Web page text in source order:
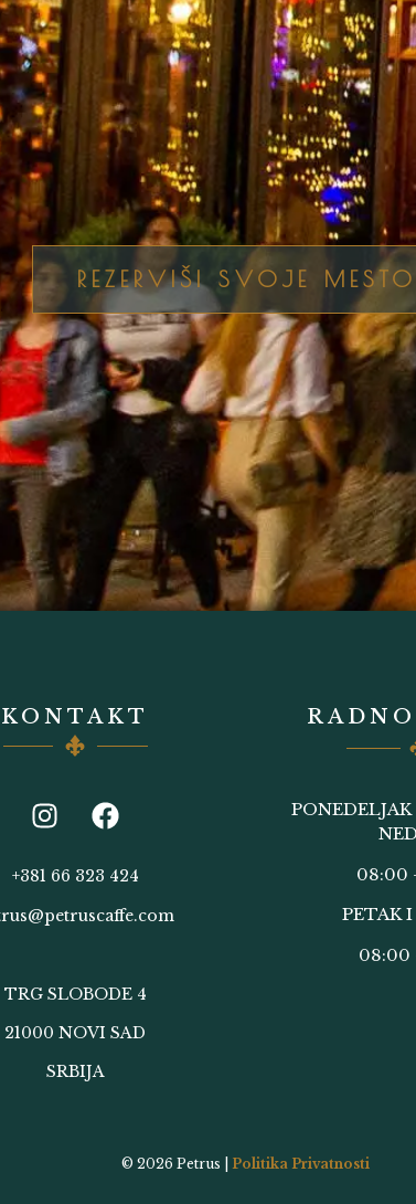
REZERVIŠI SVOJE MESTO
KONTAKT
+381 66 323 424
TRG SLOBODE 4
21000 NOVI SAD
SRBIJA
08:00
PETAK
08:00
© 2026 Petrus | Politika Privatnosti